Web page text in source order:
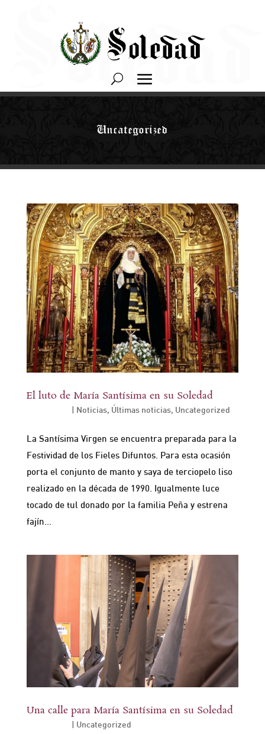
Uncategorized
El luto de María Santísima en su Soledad
Noticias, Últimas noticias, Uncategorized
La Santísima Virgen se encuentra preparada para la
Festividad de los Fieles Difuntos. Para esta ocasión
porta el conjunto de manto y saya de terciopelo liso
realizado en la década de 1990. Igualmente luce
tocado de tul donado por la familia Peña y estrena
fajín...
Una calle para María Santísima en su Soledad
Uncategorized